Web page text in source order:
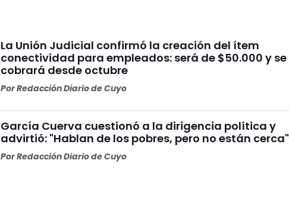
La Unión Judicial confirmó la creación del ítem
conectividad para empleados: será de $50.000 y se
cobrará desde octubre
PorRedacción Diario de Cuyo
García Cuerva cuestionó a la dirigencia política y
advirtió: "Hablan de los pobres, pero no están cerca"
PorRedacción Diario de Cuyo